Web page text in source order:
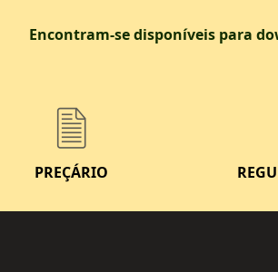
Encontram-se disponíveis para
PREÇÁRIO